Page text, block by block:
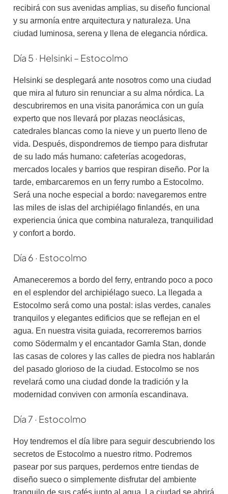
recibirá con sus avenidas amplias, su diseño funcional
y su armonía entre arquitectura y naturaleza. Una
ciudad luminosa, serena y llena de elegancia nórdica.
Día 5 · Helsinki – Estocolmo
Helsinki se desplegará ante nosotros como una ciudad
que mira al futuro sin renunciar a su alma nórdica. La
descubriremos en una visita panorámica con un guía
experto que nos llevará por plazas neoclásicas,
catedrales blancas como la nieve y un puerto lleno de
vida. Después, dispondremos de tiempo para disfrutar
de su lado más humano: cafeterías acogedoras,
mercados locales y barrios que respiran diseño. Por la
tarde, embarcaremos en un ferry rumbo a Estocolmo.
Será una noche especial a bordo: navegaremos entre
las miles de islas del archipiélago finlandés, en una
experiencia única que combina naturaleza, tranquilidad
y confort a bordo.
Día 6 · Estocolmo
Amaneceremos a bordo del ferry, entrando poco a poco
en el esplendor del archipiélago sueco. La llegada a
Estocolmo será como una postal: islas verdes, canales
tranquilos y elegantes edificios que se reflejan en el
agua. En nuestra visita guiada, recorreremos barrios
como Södermalm y el encantador Gamla Stan, donde
las casas de colores y las calles de piedra nos hablarán
del pasado glorioso de la ciudad. Estocolmo se nos
revelará como una ciudad donde la tradición y la
modernidad conviven con armonía escandinava.
Día 7 · Estocolmo
Hoy tendremos el día libre para seguir descubriendo los
secretos de Estocolmo a nuestro ritmo. Podremos
pasear por sus parques, perdernos entre tiendas de
diseño sueco o simplemente disfrutar del ambiente
tranquilo de sus cafés junto al agua. La ciudad se abrirá